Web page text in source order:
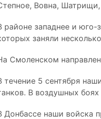
Вовна, Шатрищи,
районе западнее и юго-
заняли
Смоленском
течение 5 сентября
В воздушных
Донбассе наши войска